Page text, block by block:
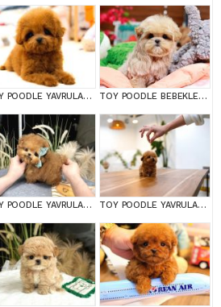
TOY POODLE YAVRULARIM TOY POODLE BEBEKLERİM
TOY POODLE YAVRULARIM TOY POODLE YAVRULARIM